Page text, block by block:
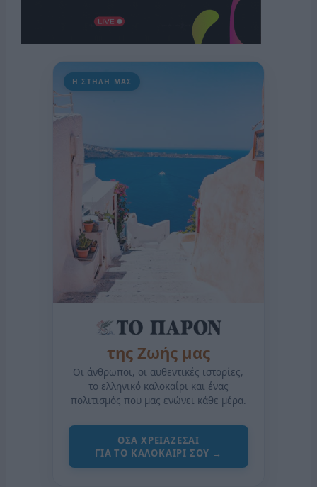
Η ΣΤΗΛΗ ΜΑΣ
της Ζωής μας
Οι άνθρωποι, οι αυθεντικές ιστορίες,
το ελληνικό καλοκαίρι και ένας
πολιτισμός που μας ενώνει κάθε μέρα.
ΟΣΑ ΧΡΕΙΑΖΕΣΑΙ
ΓΙΑ ΤΟ ΚΑΛΟΚΑΙΡΙ ΣΟΥ →